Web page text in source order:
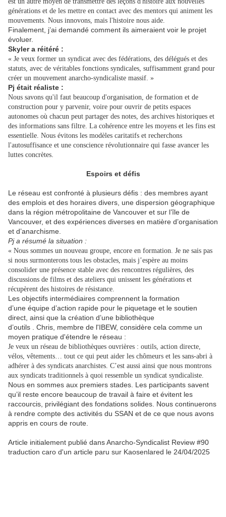
générations et de les mettre en contact avec des mentors qui animent les
mouvements. Nous innovons, mais l'histoire nous aide.
Finalement, j’ai demandé comment ils aimeraient voir le projet
évoluer.
Skyler a réitéré :
« Je veux former un syndicat avec des fédérations, des délégués et des
statuts, avec de véritables fonctions syndicales, suffisamment grand pour
créer un mouvement anarcho-syndicaliste massif. »
Pj était réaliste :
Nous savons qu'il faut beaucoup d'organisation, de formation et de
construction pour y parvenir, voire pour ouvrir de petits espaces
autonomes où chacun peut partager des notes, des archives historiques et
des informations sans filtre. La cohérence entre les moyens et les fins est
essentielle. Nous évitons les modèles caritatifs et recherchons
l'autosuffisance et une conscience révolutionnaire qui fasse avancer les
luttes concrètes
Espoirs et défis
Le réseau est confronté à plusieurs défis : des membres ayant
des emplois et des horaires divers, une dispersion géographique
dans la région métropolitaine de Vancouver et sur l’île de
Vancouver, et des expériences diverses en matière d’organisation
et d’anarchisme.
Pj a résumé la situation :
« Nous sommes un nouveau groupe, encore en formation. Je ne sais pas
si nous surmonterons tous les obstacles, mais j’espère au moins
consolider une présence stable avec des rencontres régulières, des
discussions de films et des ateliers qui unissent les générations et
récupèrent des histoires de résistance.
Les objectifs intermédiaires comprennent la formation
d’une équipe d’action rapide pour le piquetage et le soutien
direct, ainsi que la création d’une bibliothèque
d’outils . Chris, membre de l'IBEW, considère cela comme un
moyen pratique d'étendre le réseau :
Je veux un réseau de bibliothèques ouvrières : outils, action directe,
vélos, vêtements… tout ce qui peut aider les chômeurs et les sans-abri à
adhérer à des syndicats anarchistes. C’est aussi ainsi que nous montrons
aux syndicats traditionnels à quoi ressemble un syndicat syndicaliste.
Nous en sommes aux premiers stades. Les participants savent
qu’il reste encore beaucoup de travail à faire et évitent les
raccourcis, privilégiant des fondations solides. Nous continuerons
à rendre compte des activités du SSAN et de ce que nous avons
appris en cours de route.
Article initialement publié dans Anarcho-Syndicalist Review #90
traduction caro d'un article paru sur Kaosenlared le 24/04/2025